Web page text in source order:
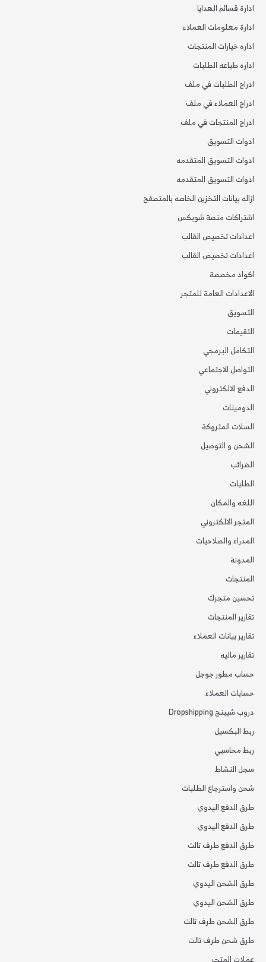
ادارة قسائم الهدايا
ادارة معلومات العملاء
اداره خيارات المنتجات
اداره طباعه الطلبات
ادراج الطلبات في ملف
ادراج العملاء في ملف
ادراج المنتجات في ملف
ادوات التسويق
ادوات التسويق المتقدمه
ادوات التسويق المتقدمه
ازاله بيانات التخزين الخاصه بالمتصفح
اشتراكات منصة شوبكس
اعدادات تخصيص القالب
اعدادات تخصيص القالب
اكواد مخصصة
الاعدادات العامة للمتجر
التسويق
التقيمات
التكامل البرمجي
التواصل الاجتماعي
الدفع الالكتروني
الدومينات
السلات المتروكة
الشحن و التوصيل
الضرائب
الطلبات
اللغه والمكان
المتجر الالكتروني
المدراء والصلاحيات
المدونة
المنتجات
تحسين متجرك
تقارير المنتجات
تقارير بيانات العملاء
تقارير ماليه
حساب مطور جوجل
حسابات العملاء
دروب شيبنج Dropshipping
ربط البكسيل
ربط محاسبي
سجل النشاط
شحن واسترجاع الطلبات
طرق الدفع اليدوي
طرق الدفع اليدوي
طرق الدفع طرف تالت
طرق الدفع طرف تالت
طرق الشحن اليدوي
طرق الشحن اليدوي
طرق الشحن طرف تالت
طرق شحن طرف تالت
عملات المتجر